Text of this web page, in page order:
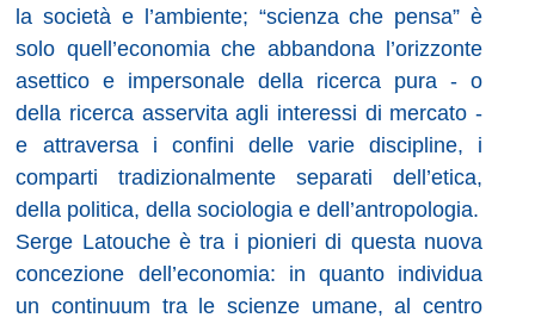
la società e l’ambiente; “scienza che pensa” è
solo quell’economia che abbandona l’orizzonte
asettico e impersonale della ricerca pura - o
della ricerca asservita agli interessi di mercato -
e attraversa i confini delle varie discipline, i
comparti tradizionalmente separati dell’etica,
della politica, della sociologia e dell’antropologia.
Serge Latouche è tra i pionieri di questa nuova
concezione dell’economia: in quanto individua
un continuum tra le scienze umane, al centro